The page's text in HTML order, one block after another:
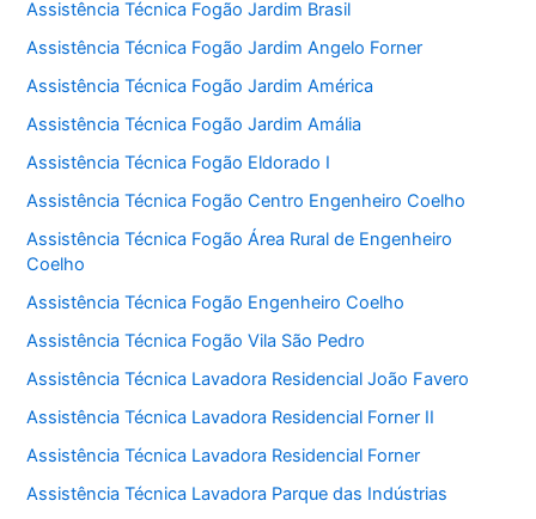
Assistência Técnica Fogão Jardim Brasil
Assistência Técnica Fogão Jardim Angelo Forner
Assistência Técnica Fogão Jardim América
Assistência Técnica Fogão Jardim Amália
Assistência Técnica Fogão Eldorado I
Assistência Técnica Fogão Centro Engenheiro Coelho
Assistência Técnica Fogão Área Rural de Engenheiro
Coelho
Assistência Técnica Fogão Engenheiro Coelho
Assistência Técnica Fogão Vila São Pedro
Assistência Técnica Lavadora Residencial João Favero
Assistência Técnica Lavadora Residencial Forner II
Assistência Técnica Lavadora Residencial Forner
Assistência Técnica Lavadora Parque das Indústrias